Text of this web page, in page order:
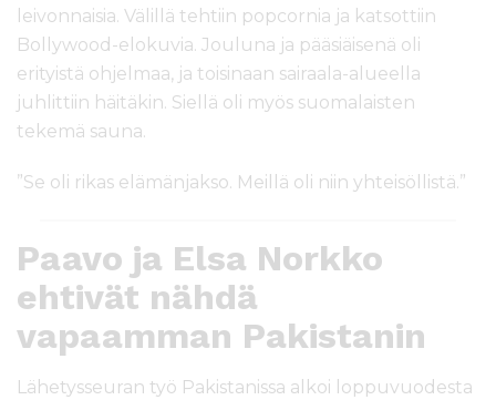
leivonnaisia. Välillä tehtiin popcornia ja katsottiin
Bollywood-elokuvia. Jouluna ja pääsiäisenä oli
erityistä ohjelmaa, ja toisinaan sairaala-alueella
juhlittiin häitäkin. Siellä oli myös suomalaisten
tekemä sauna.
”Se oli rikas elämänjakso. Meillä oli niin yhteisöllistä.”
Paavo ja Elsa Norkko
ehtivät nähdä
vapaamman Pakistanin
Lähetysseuran työ Pakistanissa alkoi loppuvuodesta